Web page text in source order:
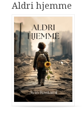
Aldri hjemme